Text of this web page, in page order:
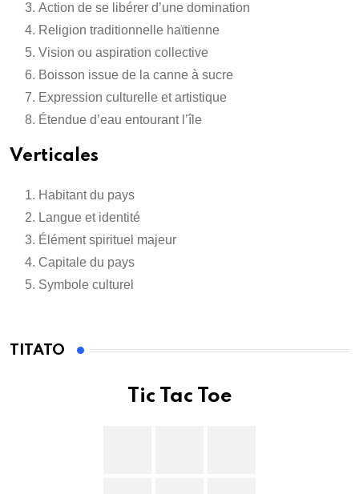
Action de se libérer d’une domination
Religion traditionnelle haïtienne
Vision ou aspiration collective
Boisson issue de la canne à sucre
Expression culturelle et artistique
Étendue d’eau entourant l’île
Verticales
Habitant du pays
Langue et identité
Élément spirituel majeur
Capitale du pays
Symbole culturel
TITATO
Tic Tac Toe